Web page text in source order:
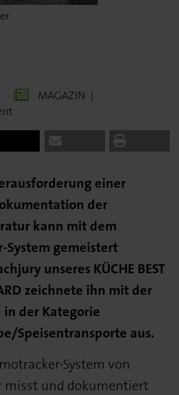
MAGAZIN |
einer
der
kann mit dem
System gemeistert
unseres KÜCHE BEST
zeichnete ihn mit der
der Kategorie
Speisentransporte aus.
System von
misst und dokumentiert